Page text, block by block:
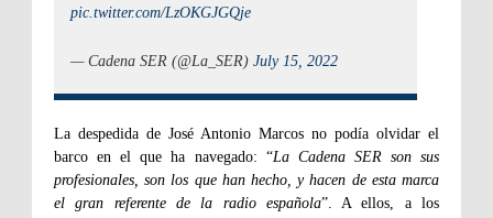
pic.twitter.com/LzOKGJGQje
— Cadena SER (@La_SER) July 15, 2022
La despedida de José Antonio Marcos no podía olvidar el
barco en el que ha navegado: “La Cadena SER son sus
profesionales, son los que han hecho, y hacen de esta marca
el gran referente de la radio española”. A ellos, a los